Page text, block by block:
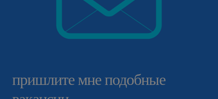
пришлите мне подобные